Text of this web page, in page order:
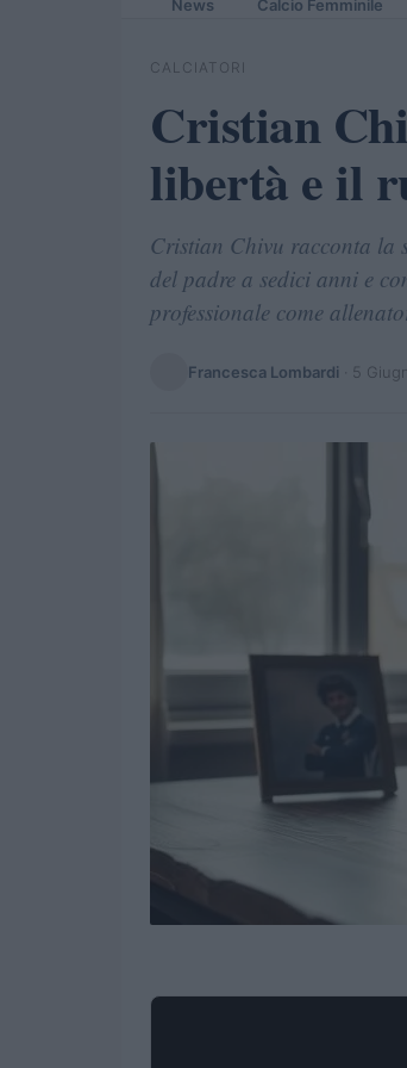
News Calcio Femminile
CALCIATORI
Cristian
libertà e il
Cristian Chivu racconta la
del padre a sedici anni e
professionale come
Francesca Lombardi 5